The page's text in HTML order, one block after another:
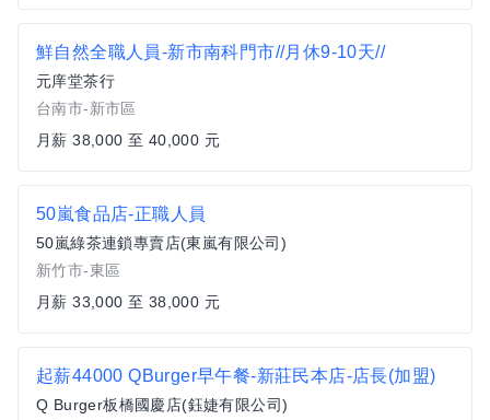
鮮自然全職人員-新市南科門市//月休9-10天//
元庠堂茶行
台南市-新市區
月薪 38,000 至 40,000 元
50嵐食品店-正職人員
50嵐綠茶連鎖專賣店(東嵐有限公司)
新竹市-東區
月薪 33,000 至 38,000 元
起薪44000 QBurger早午餐-新莊民本店-店長(加盟)
Q Burger板橋國慶店(鈺婕有限公司)